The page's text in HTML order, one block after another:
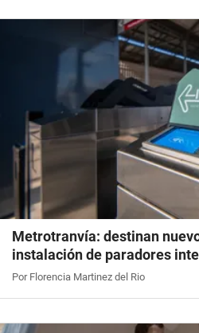
Metrotranvía: destinan
instalación de paradores
Por Florencia Martinez del Rio